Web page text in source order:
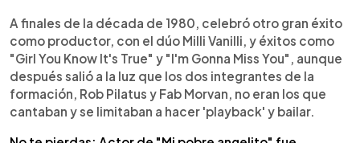
A finales de la década de 1980, celebró otro gran éxito
como productor, con el dúo Milli Vanilli, y éxitos como
"Girl You Know It's True" y "I'm Gonna Miss You", aunque
después salió a la luz que los dos integrantes de la
formación, Rob Pilatus y Fab Morvan, no eran los que
cantaban y se limitaban a hacer 'playback' y bailar.